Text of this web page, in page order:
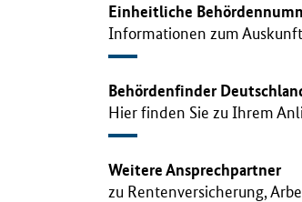
Einheitliche
Informationen zum
Behördenfinder
Hier finden Sie zu Ihrem
Weitere Ansprechpartner
zu Rentenversicherung,